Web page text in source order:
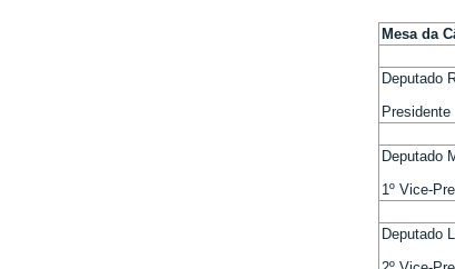
Mesa da
Deputado
Presidente
Deputado
1º Vice-
Deputado